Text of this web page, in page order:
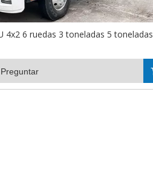
4x2 6 ruedas 3 toneladas 5 toneladas
Preguntar